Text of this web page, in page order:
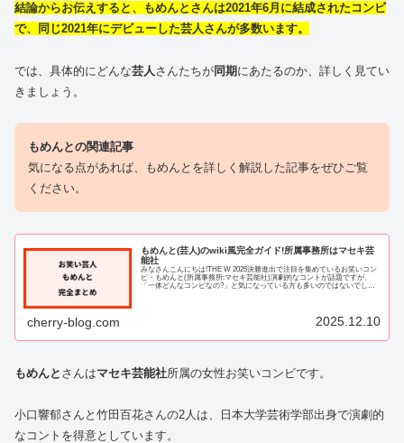
結論からお伝えすると、もめんとさんは2021年6月に結成されたコンビ
で、同じ2021年にデビューした芸人さんが多数います。
では、具体的にどんな芸人 さんたちが同期にあたるのか、詳しく見てい
きましょう。
もめんとの関連記事
気になる点があれば、もめんとを詳しく解説した記事をぜひご覧
ください。
もめんと(芸人)のwiki風完全ガイド!所属事務所はマセキ芸
能社
みなさんこんにちは!THE W 2025決勝進出で注目を集めているお笑いコン
ビ・もめんと(所属事務所:マセキ芸能社)演劇的なコントが話題ですが、
「一体どんなコンビなの?」と気になっている方も多いのではないでしょ
cherry-blog.com 2025.12.10
もめんと さんはマセキ芸能社所属の女性お笑いコンビです。
小口響郁さんと竹田百花さんの2人は、日本大学芸術学部出身で演劇的
なコントを得意としています。